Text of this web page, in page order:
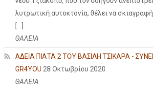
λυτρωτική αυτοκτονία, θέλει να
ΘΑΛΕΙΑ
ΑΔΕΙΑ ΠΙΑΤΑ 2 ΤΟΥ ΒΑΣΙΛΗ ΤΣΙΚΑΡΑ -
GR4YOU 28 Οκτωβρίου 2020
ΘΑΛΕΙΑ